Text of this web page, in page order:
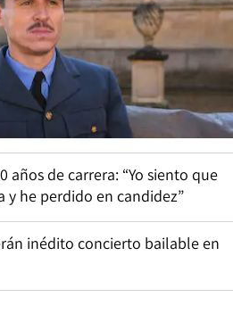
años de carrera: “Yo siento que
y he perdido en candidez”
inédito concierto bailable en